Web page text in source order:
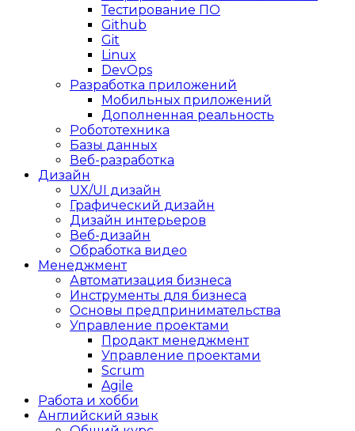
Тестирование ПО
Github
Git
Linux
DevOps
Разработка приложений
Мобильных приложений
Дополненная реальность
Робототехника
Базы данных
Веб-разработка
Дизайн
UX/UI дизайн
Графический дизайн
Дизайн интерьеров
Веб-дизайн
Обработка видео
Менеджмент
Автоматизация бизнеса
Инструменты для бизнеса
Основы предпринимательства
Управление проектами
Продакт менеджмент
Управление проектами
Scrum
Agile
Работа и хобби
Английский язык